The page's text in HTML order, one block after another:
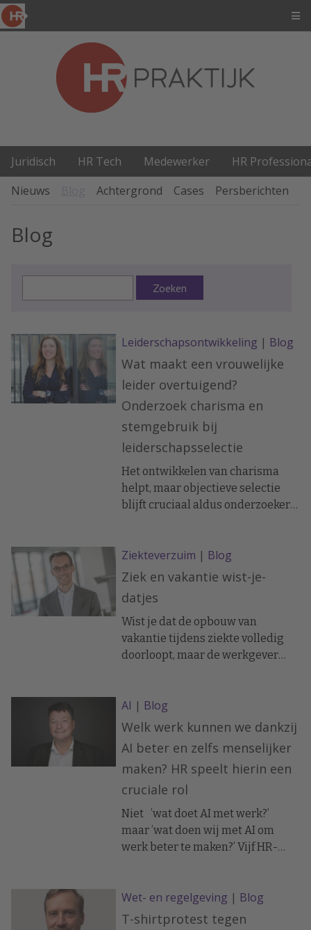
Juridisch HR Tech Medewerker
HR
Nieuws
Achtergrond Cases Persberichten
Blog
Zoeken
Leiderschapsontwikkeling | Blog
Wat maakt een vrouwelijke
leider overtuigend?
Onderzoek charisma en
stemgebruik bij
leiderschapsselectie
Het ontwikkelen van charisma
helpt, maar objectieve selectie
blijft cruciaal aldus onderzoeker
Oostrom.
Ziekteverzuim | Blog
Ziek en vakantie wist-je-
datjes
Wist je dat de opbouw van
vakantie tijdens ziekte volledig
doorloopt, maar de werkgever
werknemer vakantie
geniet/opneemt; een werknemer
integratieverplichtingen rusten
geen vakantie hoeft op te nemen;
als een werknemer tijdens ziekte
(bijvoorbeeld omdat hij zijn re-
integratieverplichtingen niet
nakomt) hij ook geen/minder
vastgestelde vakantie ziek is, NIET
als vakantie gelden,
AI | Blog
Welk werk kunnen we dankzij
AI beter en zelfs menselijker
maken? HR speelt hierin een
cruciale rol
Niet ’wat doet AI met werk?’
maar ’wat doen wij met AI om
werk beter te maken?’ Vijf HR-
Wet- en regelgeving | Blog
T-shirtprotest tegen